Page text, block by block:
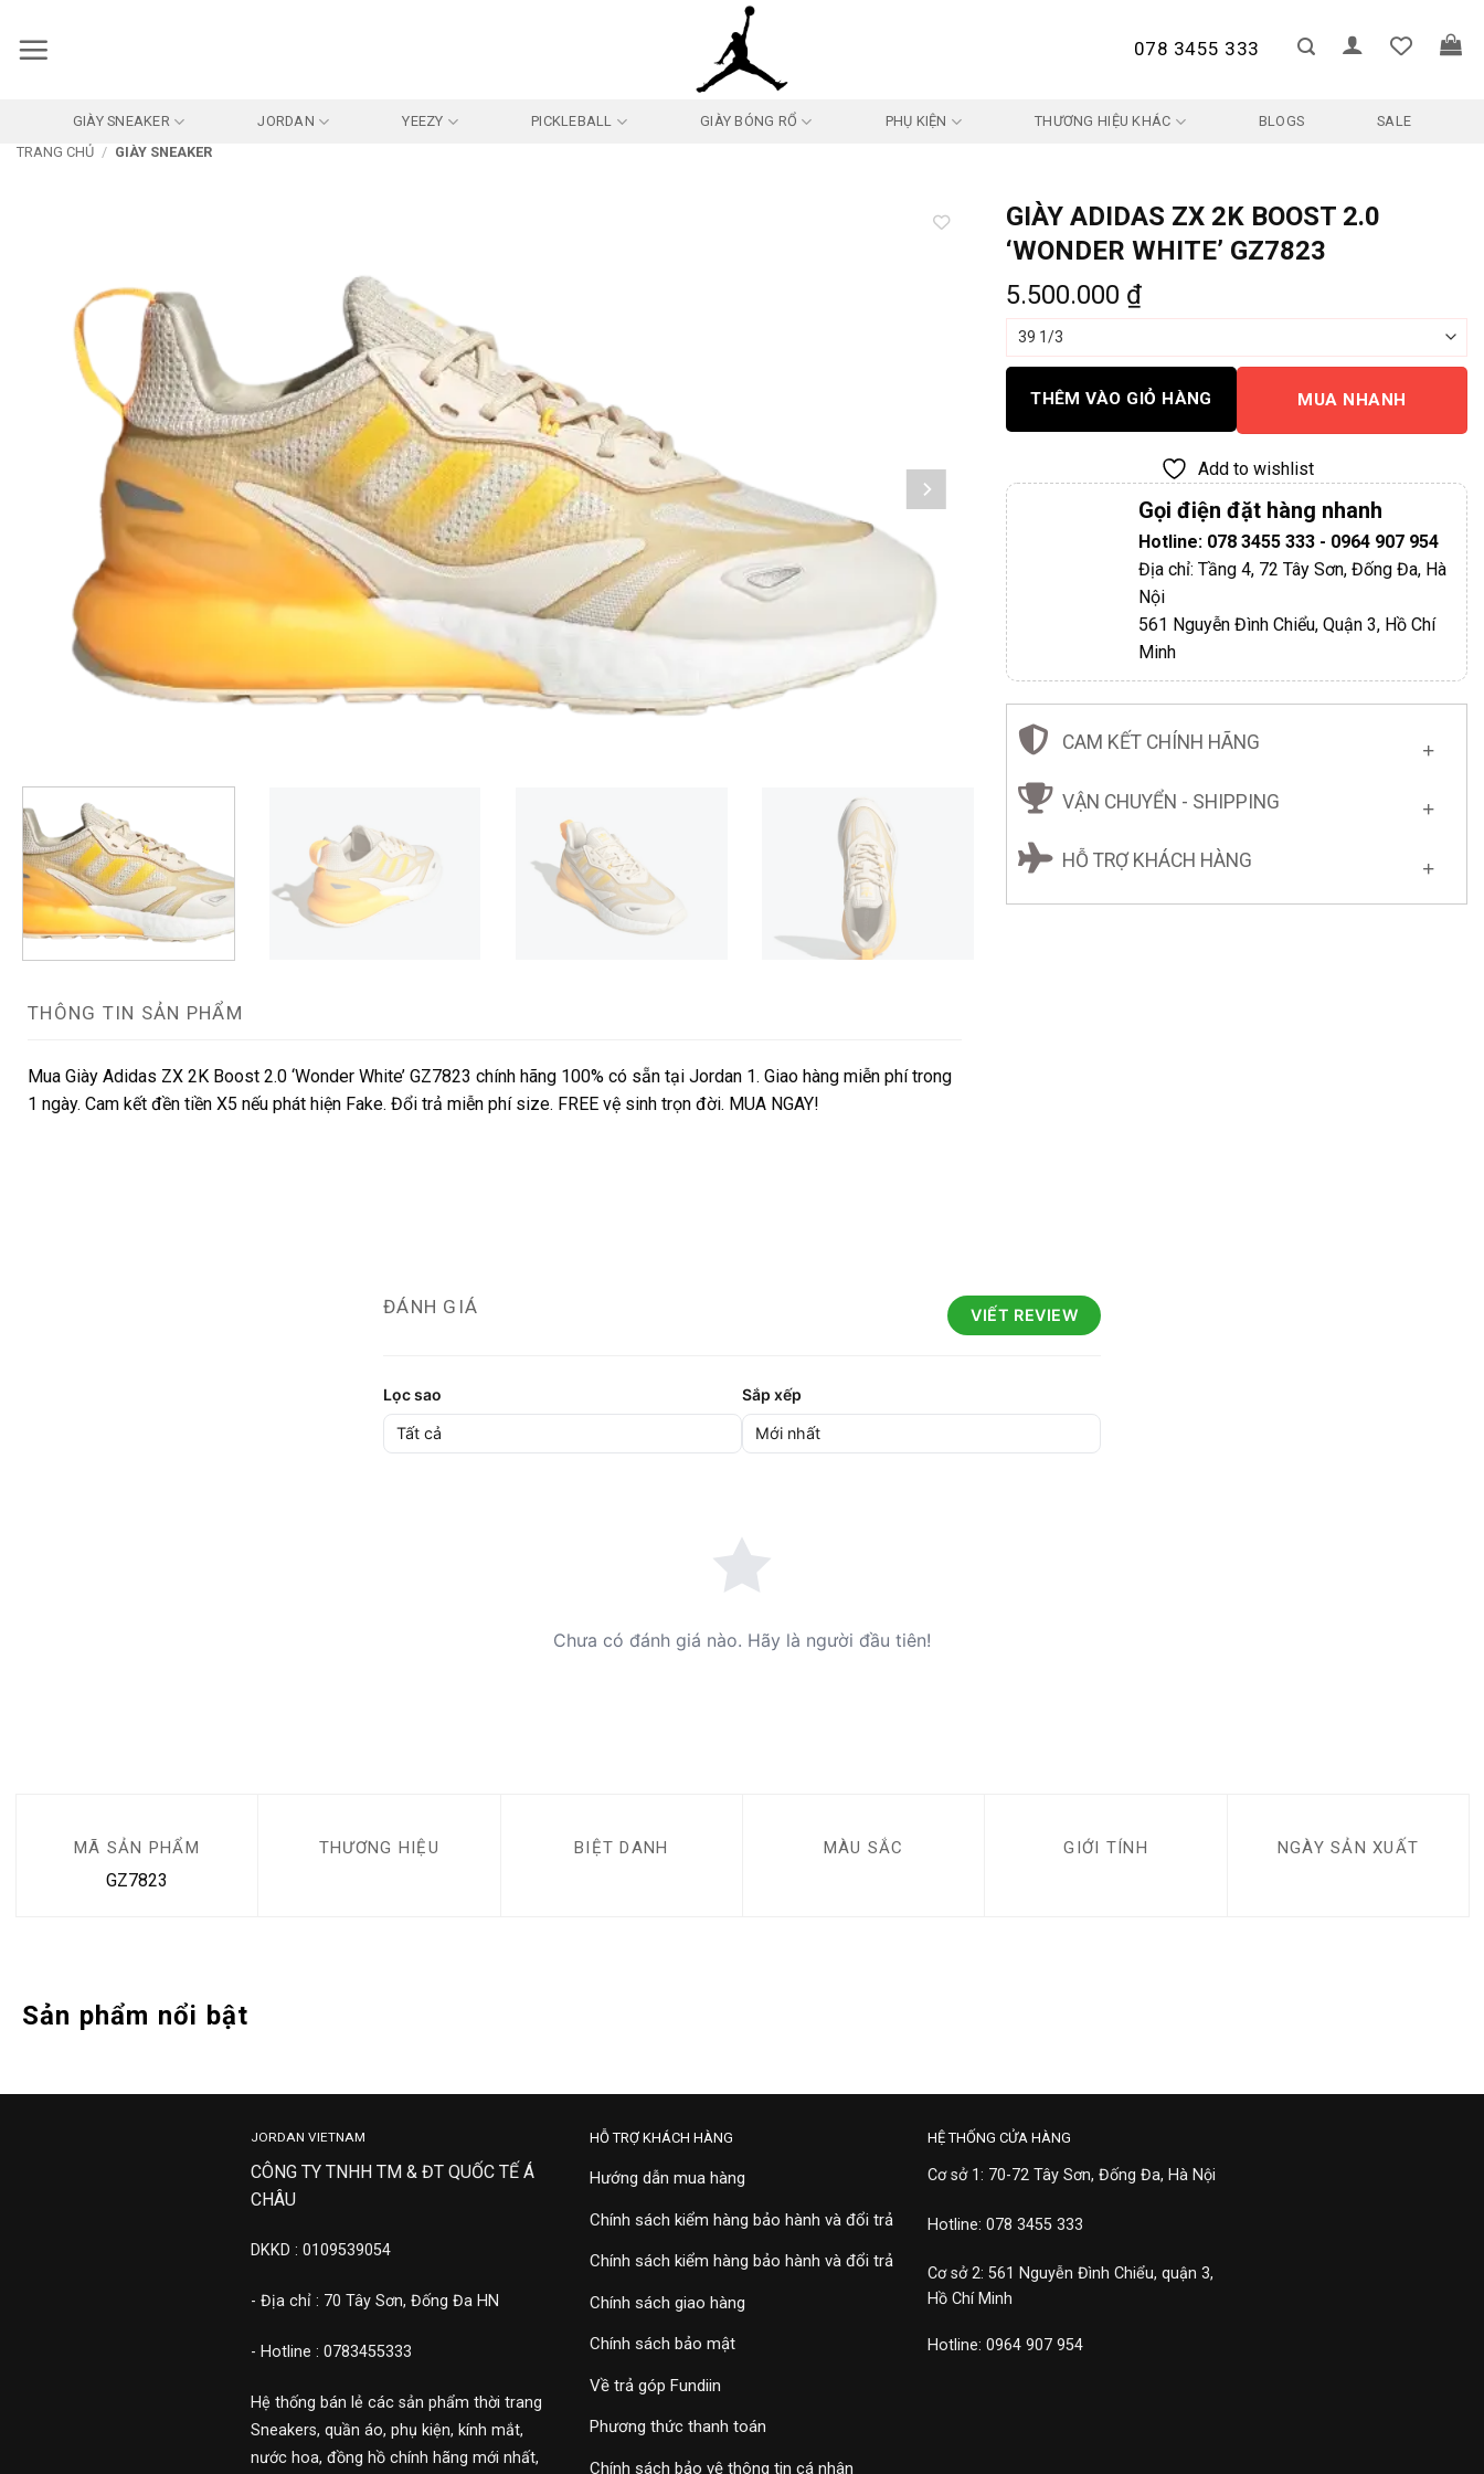
qua
078 3455 333
GIÀY SNEAKER JORDAN YEEZY PICKLEBALL GIÀY BÓNG RỔ PHỤ KIỆN THƯƠNG HIỆU KHÁC BLOGS
SALE
TRANG CHỦ / GIÀY SNEAKER
THÔNG TIN SẢN PHẨM
Mua Giày Adidas ZX 2K Boost 2.0 ‘Wonder White’ GZ7823 chính hãng 100% có sẵn tại Jordan 1. Giao hàng miễn phí trong
1 ngày. Cam kết đền tiền X5 nếu phát hiện Fake. Đổi trả miễn phí size. FREE vệ sinh trọn đời. MUA NGAY!
GIÀY ADIDAS ZX 2K BOOST 2.0
‘WONDER WHITE’ GZ7823
5.500.000 ₫
THÊM VÀO GIỎ HÀNG MUA NHANH
Add to wishlist
Gọi điện đặt hàng nhanh
Hotline: 078 3455 333 - 0964 907 954
Địa chỉ: Tầng 4, 72 Tây Sơn, Đống Đa, Hà
Nội
561 Nguyễn Đình Chiểu, Quận 3, Hồ Chí
Minh
CAM KẾT CHÍNH HÃNG
VẬN CHUYỂN - SHIPPING
HỖ TRỢ KHÁCH HÀNG
ĐÁNH GIÁ VIẾT REVIEW
Lọc sao Sắp xếp
Chưa có đánh giá nào. Hãy là người đầu tiên!
MÃ SẢN PHẨM
GZ7823
THƯƠNG HIỆU BIỆT DANH MÀU SẮC GIỚI TÍNH NGÀY SẢN XUẤT
Sản phẩm nổi bật
JORDAN VIETNAM
CÔNG TY TNHH TM & ĐT QUỐC TẾ Á
CHÂU
DKKD : 0109539054
- Địa chỉ : 70 Tây Sơn, Đống Đa HN
- Hotline : 0783455333
Hệ thống bán lẻ các sản phẩm thời trang
Sneakers, quần áo, phụ kiện, kính mắt,
nước hoa, đồng hồ chính hãng mới nhất,
HỖ TRỢ KHÁCH HÀNG
Hướng dẫn mua hàng
Chính sách kiểm hàng bảo hành và đổi trả
Chính sách kiểm hàng bảo hành và đổi trả
Chính sách giao hàng
Chính sách bảo mật
Về trả góp Fundiin
Phương thức thanh toán
Chính sách bảo vệ thông tin cá nhân
HỆ THỐNG CỬA HÀNG
Cơ sở 1: 70-72 Tây Sơn, Đống Đa, Hà Nội
Hotline: 078 3455 333
Cơ sở 2: 561 Nguyễn Đình Chiểu, quận 3,
Hồ Chí Minh
Hotline: 0964 907 954